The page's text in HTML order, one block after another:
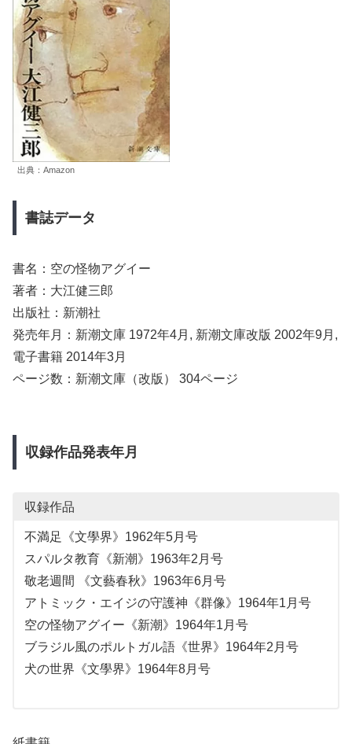
出典：Amazon
書誌データ
書名：空の怪物アグイー
著者：大江健三郎
出版社：新潮社
発売年月：新潮文庫 1972年4月, 新潮文庫改版 2002年9月,
電子書籍 2014年3月
ページ数：新潮文庫（改版） 304ページ
収録作品発表年月
収録作品
不満足《文學界》1962年5月号
スパルタ教育《新潮》1963年2月号
敬老週間 《文藝春秋》1963年6月号
アトミック・エイジの守護神《群像》1964年1月号
空の怪物アグイー《新潮》1964年1月号
ブラジル風のポルトガル語《世界》1964年2月号
犬の世界《文學界》1964年8月号